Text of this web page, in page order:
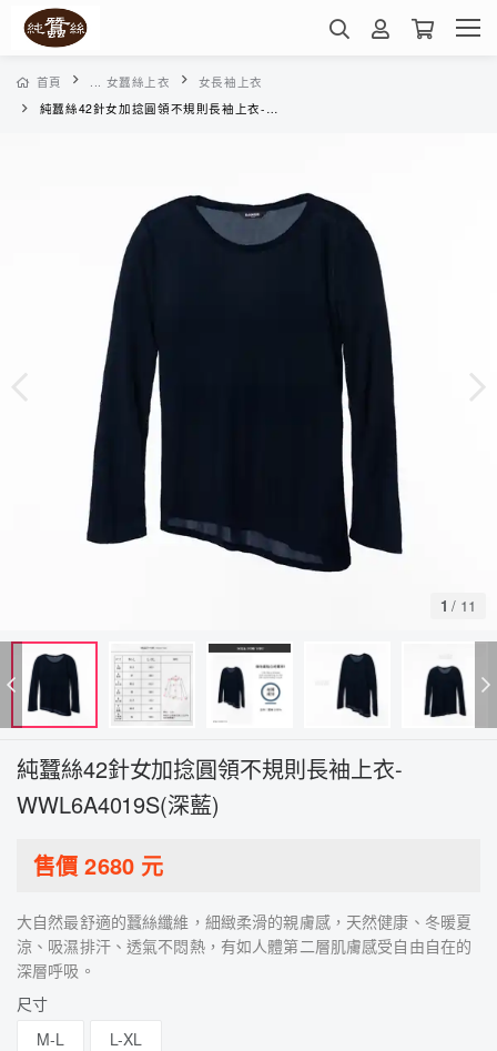
首頁 ... 女蠶絲上衣
女長袖上衣
純蠶絲42針女加捻圓領不規則長袖上衣-WWL6A4019S(深藍)
1 / 11
純蠶絲42針女加捻圓領不規則長袖上衣-
WWL6A4019S(深藍)
售價2680元
大自然最舒適的蠶絲纖維，細緻柔滑的親膚感，天然健康、冬暖夏
涼、吸濕排汗、透氣不悶熱，有如人體第二層肌膚感受自由自在的
深層呼吸。
尺寸
M-L
L-XL